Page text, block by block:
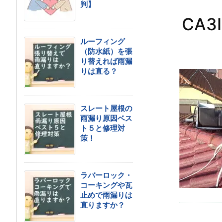
判】
ルーフィング
（防水紙）を張
り替えれば雨漏
りは直る？
スレート屋根の
雨漏り原因ベス
ト５と修理対
策！
ラバーロック・
コーキングや瓦
止めで雨漏りは
直りますか？